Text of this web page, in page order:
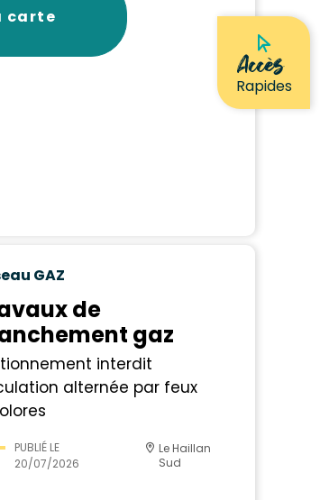
Accès
Rapides
carte
GAZ
de
gaz
interdit
alternée par feux
PUBLIÉ LE
20/07/2026
Le Haillan
Sud